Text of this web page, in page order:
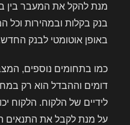
מנת להקל את המעבר בין
בנק בקלות ובמהירות וכל
באופן אוטומטי לבנק
כמו בתחומים נוספים,
דומים וההבדל הוא רק
לידיים של הלקוח. הלקוח
על מנת לקבל את התנאים